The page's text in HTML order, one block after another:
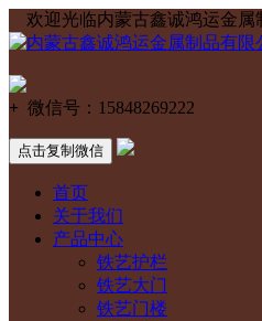
欢迎光临内蒙古鑫诚鸿运金属
+ 微信号： 15848269222
点击复制微信
首页
关于我们
产品中心
铁艺护栏
铁艺大门
铁艺门楼